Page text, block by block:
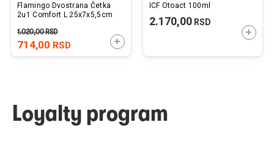
Flamingo Dvostrana Četka
2u1 Comfort L 25x7x5,5cm
714,00 RSD
1.020,00RSD
DODAJTE U KORPU
ICF Otoact 100ml
2.170,00RSD
Loyalty program